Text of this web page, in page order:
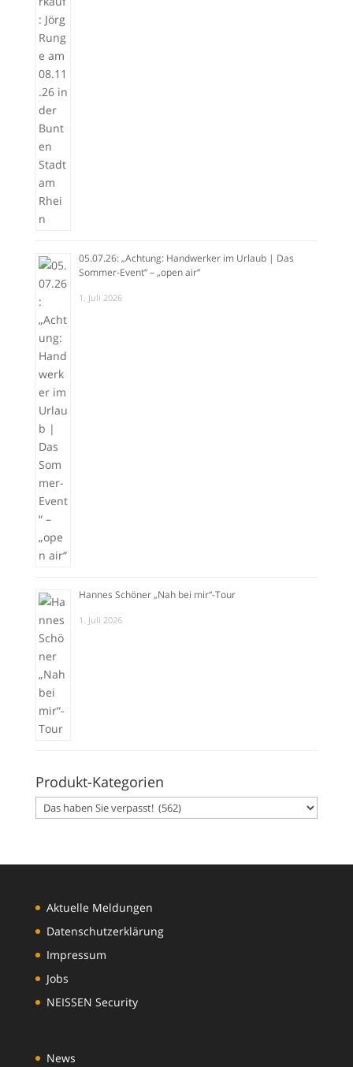
05.07.26: „Achtung: Handwerker im Urlaub | Das
Sommer-Event“ – „open air“
1. Juli 2026
Hannes Schöner „Nah bei mir“-Tour
1. Juli 2026
Produkt-Kategorien
Aktuelle Meldungen
Datenschutzerklärung
Impressum
Jobs
NEISSEN Security
News